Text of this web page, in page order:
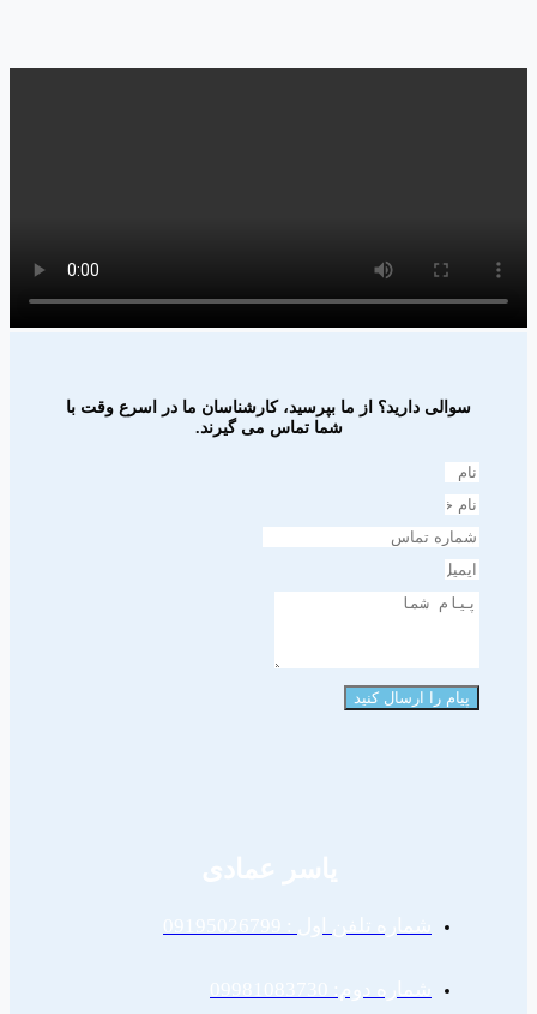
سوالی دارید؟ از ما بپرسید، کارشناسان ما در اسرع وقت با
شما تماس می گیرند.
پیام را ارسال کنید